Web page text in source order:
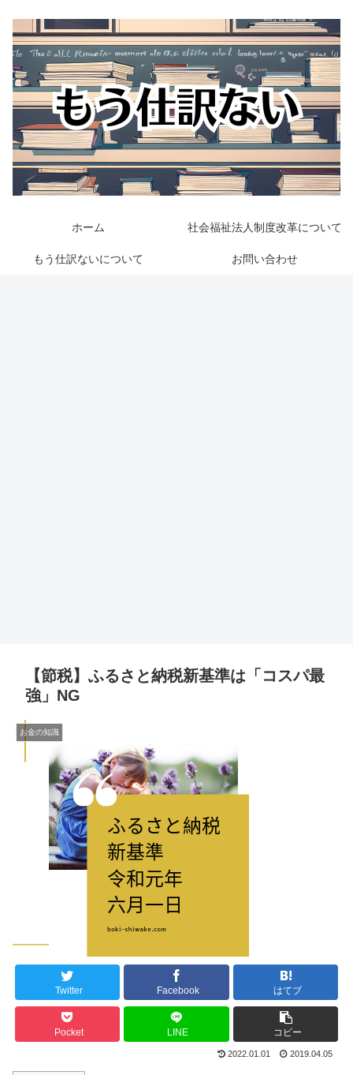
ホーム 社会福祉法人制度改革について
もう仕訳ないについて お問い合わせ
【節税】ふるさと納税新基準は「コスパ最
強」NG
お金の知識
Twitter Facebook はてブ
Pocket LINE コピー
2022.01.01 2019.04.05